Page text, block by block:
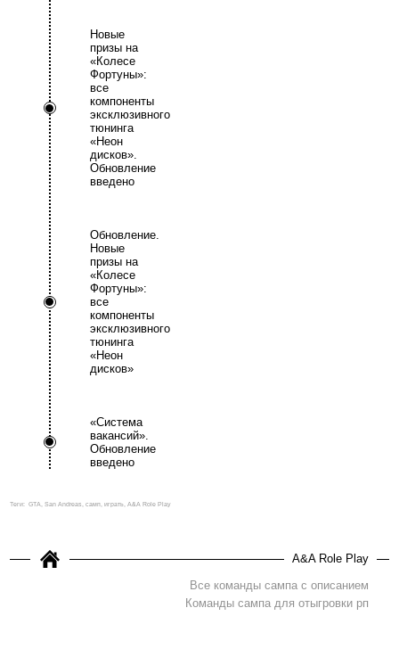
Новые
призы на
«Колесе
Фортуны»:
все
компоненты
эксклюзивного
тюнинга
«Неон
дисков».
Обновление
введено
Обновление.
Новые
призы на
«Колесе
Фортуны»:
все
компоненты
эксклюзивного
тюнинга
«Неон
дисков»
«Система
вакансий».
Обновление
введено
Теги: GTA, San Andreas, самп, играть, A&A Role Play
A&A Role Play
Все команды сампа с описанием
Команды сампа для отыгровки рп